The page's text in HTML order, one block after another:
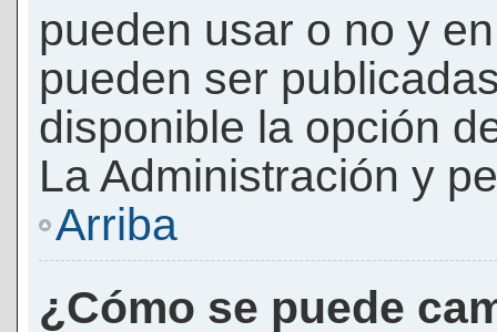
pueden usar o no y
pueden ser
disponible la opción
La Administración y
Arriba
¿Cómo se puede